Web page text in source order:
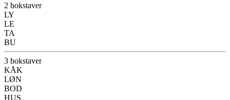
2 bokstaver
LY
LE
TA
BU
3 bokstaver
KÅK
LØN
BOD
HUS